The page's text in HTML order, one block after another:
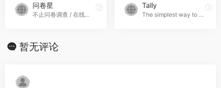
问卷星
不止问卷调查 / 在线考试
Tally
The simplest way to create forms. Say goodbye to boring forms. Meet Tally — the free, intuitive form builder you&#x27;ve been looking for.Tally官网入口网址
暂无评论